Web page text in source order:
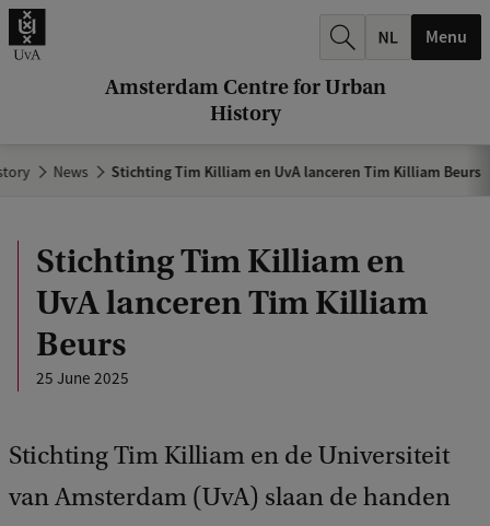
Amsterdam Centre for Urban
History
.
Menu
News Stichting Tim Killiam en UvA lanceren Tim Killiam Beurs
Stichting Tim Killiam en
UvA lanceren Tim Killiam
Beurs
25 June 2025
Stichting Tim Killiam en de Universiteit
van Amsterdam (UvA) slaan de handen